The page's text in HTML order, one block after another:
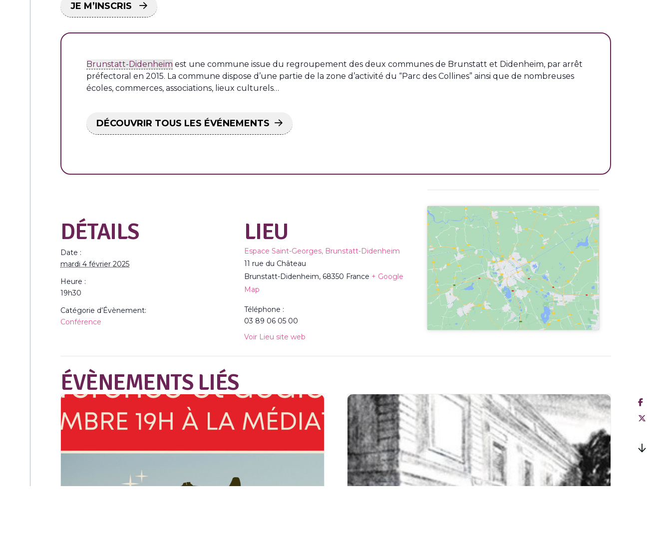
JE M’INSCRIS
Brunstatt-Didenheim est une commune issue du regroupement des deux communes de Brunstatt et Didenheim, par arrêt
préfectoral en 2015. La commune dispose d’une partie de la zone d’activité du “Parc des Collines” ainsi que de nombreuses
écoles, commerces, associations, lieux culturels…
DÉCOUVRIR TOUS LES ÉVÉNEMENTS
DÉTAILS
Date :
mardi 4 février 2025
Heure :
19h30
Catégorie d’Évènement:
Conférence
LIEU
Espace Saint-Georges, Brunstatt-Didenheim
11 rue du Château
Brunstatt-Didenheim, 68350 France + Google
Map
Téléphone :
03 89 06 05 00
Voir Lieu site web
ÉVÈNEMENTS LIÉS